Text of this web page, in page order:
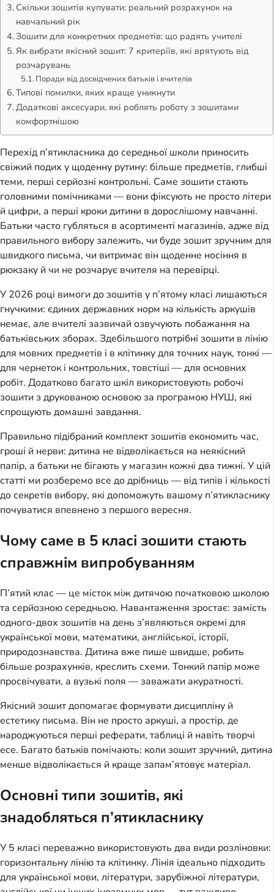
Скільки зошитів купувати: реальний розрахунок на
навчальний рік
Зошити для конкретних предметів: що радять учителі
Як вибрати якісний зошит: 7 критеріїв, які врятують від
розчарувань
Поради від досвідчених батьків і вчителів
Типові помилки, яких краще уникнути
Додаткові аксесуари, які роблять роботу з зошитами
комфортнішою
Перехід п’ятикласника до середньої школи приносить
свіжий подих у щоденну рутину: більше предметів, глибші
теми, перші серйозні контрольні. Саме зошити стають
головними помічниками — вони фіксують не просто літери
й цифри, а перші кроки дитини в дорослішому навчанні.
Батьки часто губляться в асортименті магазинів, адже від
правильного вибору залежить, чи буде зошит зручним для
швидкого письма, чи витримає він щоденне носіння в
рюкзаку й чи не розчарує вчителя на перевірці.
У 2026 році вимоги до зошитів у п’ятому класі лишаються
гнучкими: єдиних державних норм на кількість аркушів
немає, але вчителі зазвичай озвучують побажання на
батьківських зборах. Здебільшого потрібні зошити в лінію
для мовних предметів і в клітинку для точних наук, тонкі —
для чернеток і контрольних, товстіші — для основних
робіт. Додатково багато шкіл використовують робочі
зошити з друкованою основою за програмою НУШ, які
спрощують домашні завдання.
Правильно підібраний комплект зошитів економить час,
гроші й нерви: дитина не відволікається на неякісний
папір, а батьки не бігають у магазин кожні два тижні. У цій
статті ми розберемо все до дрібниць — від типів і кількості
до секретів вибору, які допоможуть вашому п’ятикласнику
почуватися впевнено з першого вересня.
Чому саме в 5 класі зошити стають
справжнім випробуванням
П’ятий клас — це місток між дитячою початковою школою
та серйозною середньою. Навантаження зростає: замість
одного-двох зошитів на день з’являються окремі для
української мови, математики, англійської, історії,
природознавства. Дитина вже пише швидше, робить
більше розрахунків, креслить схеми. Тонкий папір може
просвічувати, а вузькі поля — заважати акуратності.
Якісний зошит допомагає формувати дисципліну й
естетику письма. Він не просто аркуші, а простір, де
народжуються перші реферати, таблиці й навіть творчі
есе. Багато батьків помічають: коли зошит зручний, дитина
менше відволікається й краще запам’ятовує матеріал.
Основні типи зошитів, які
знадобляться п’ятикласнику
У 5 класі переважно використовують два види розліновки:
горизонтальну лінію та клітинку. Лінія ідеально підходить
для української мови, літератури, зарубіжної літератури,